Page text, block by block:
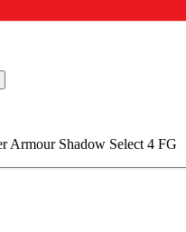
Armour Shadow Select 4 FG